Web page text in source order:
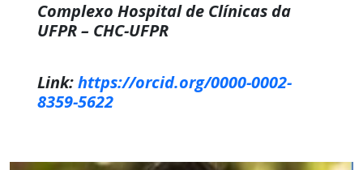
Complexo Hospital de Clínicas da
UFPR – CHC-UFPR
Link:https://orcid.org/0000-0002-
8359-5622